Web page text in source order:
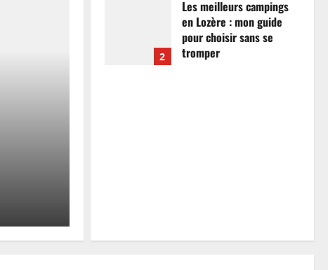
2
Les meilleurs campings
en Lozère : mon guide
pour choisir sans se
tromper